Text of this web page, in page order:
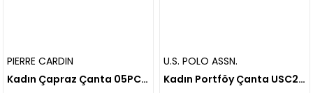
PIERRE CARDIN
Kadın Çapraz Çanta 05PC24Y526
U.S. POLO ASSN.
Kadın Portföy Çanta USC23363